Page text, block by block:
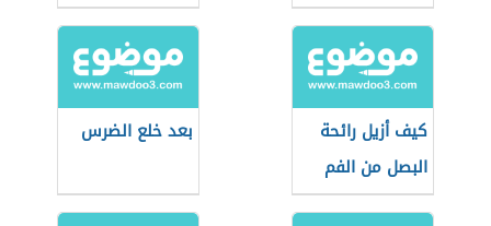
كيف أزيل رائحة
البصل من الفم
بعد خلع الضرس